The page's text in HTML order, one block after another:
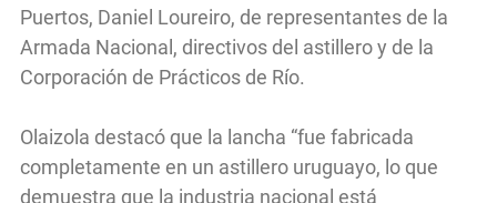
Puertos, Daniel Loureiro, de representantes de la
Armada Nacional, directivos del astillero y de la
Corporación de Prácticos de Río.
Olaizola destacó que la lancha “fue fabricada
completamente en un astillero uruguayo, lo que
demuestra que la industria nacional está